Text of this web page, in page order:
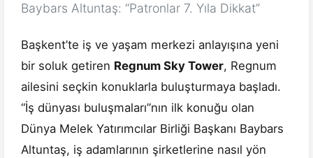
Baybars Altuntaş: “Patronlar 7. Yıla Dikkat”
Başkent’te iş ve yaşam merkezi anlayışına yeni
bir soluk getiren Regnum Sky Tower, Regnum
ailesini seçkin konuklarla buluşturmaya başladı.
“İş dünyası buluşmaları”nın ilk konuğu olan
Dünya Melek Yatırımcılar Birliği Başkanı Baybars
Altuntaş, iş adamlarının şirketlerine nasıl yön